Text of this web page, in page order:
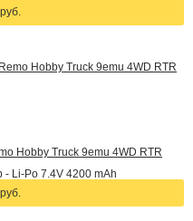
Hobby Truck 9emu 4WD RTR
- Li-Po 7.4V 4200 mAh